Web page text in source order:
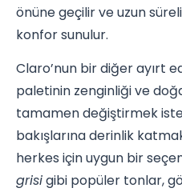
önüne geçilir ve uzun
konfor sunulur.
Claro’nun bir diğer ayırt
paletinin zenginliği ve
tamamen değiştirmek
bakışlarına derinlik
herkes için uygun bir
grisigibi popüler tonlar,